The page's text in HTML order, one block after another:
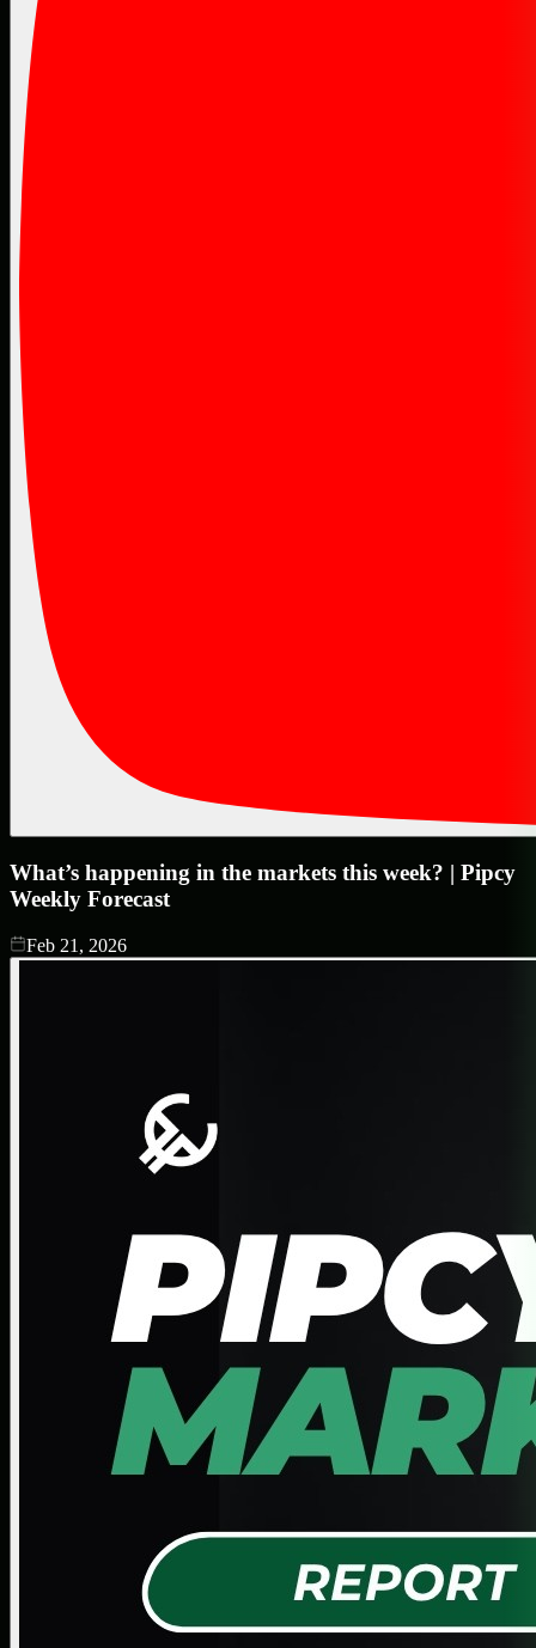
What’s happening in the markets this week? | Pipcy
Weekly Forecast
Feb 21, 2026